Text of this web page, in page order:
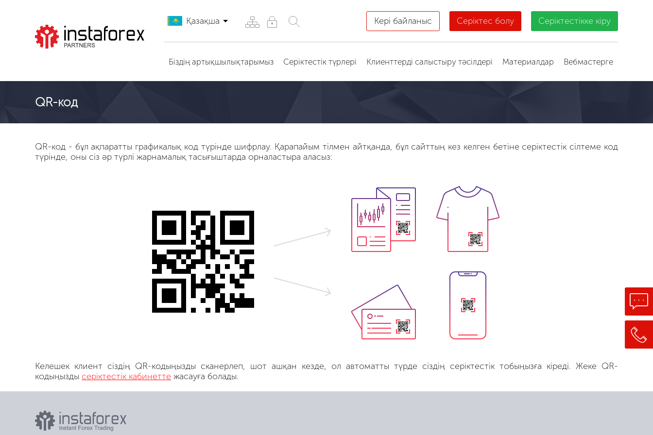
Қазақша Кері байланыс Серіктес болу Серіктестікке кіру
Біздің артықшылықтарымыз Серіктестік түрлері Клиенттерді салыстыру тәсілдері Материалдар Вебмастерге
QR-код
QR-код - бұл ақпаратты графикалық код түрінде шифрлау. Қарапайым тілмен айтқанда, бұл сайттың кез келген бетіне серіктестік сілтеме код
түрінде, оны сіз әр түрлі жарнамалық тасығыштарда орналастыра аласыз:
Келешек клиент сіздің QR-кодыңызды сканерлеп, шот ашқан кезде, ол автоматты түрде сіздің серіктестік тобыңызға кіреді. Жеке QR-
кодыңызды серіктестік кабинетте жасауға болады.